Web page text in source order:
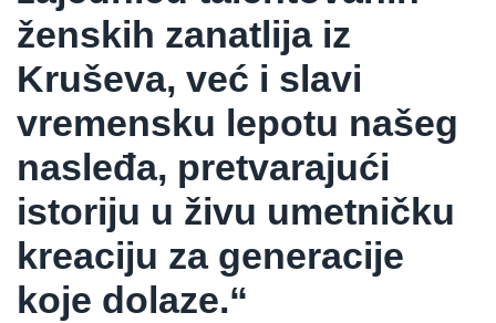
ženskih zanatlija iz
Kruševa, već i slavi
vremensku lepotu našeg
nasleđa, pretvarajući
istoriju u živu umetničku
kreaciju za generacije
koje dolaze.“